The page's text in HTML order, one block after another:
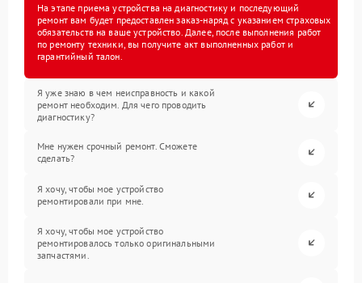
На этапе приема устройства на диагностику и последующий
ремонт вам будет предоставлен заказ-наряд с указанием страховых
обязательств на ваше устройство. Далее, после выполнения работ
по ремонту техники, вы получите акт выполненных работ и
гарантийный талон.
Я уже знаю в чем неисправность и какой
ремонт необходим. Для чего проводить
диагностику?
Мне нужен срочный ремонт. Сможете
сделать?
Я хочу, чтобы мое устройство
ремонтировали при мне.
Я хочу, чтобы мое устройство
ремонтировалось только оригинальными
запчастями.